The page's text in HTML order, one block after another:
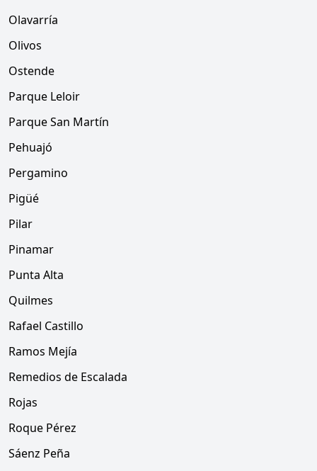
Olavarría
Olivos
Ostende
Parque Leloir
Parque San Martín
Pehuajó
Pergamino
Pigüé
Pilar
Pinamar
Punta Alta
Quilmes
Rafael Castillo
Ramos Mejía
Remedios de Escalada
Rojas
Roque Pérez
Sáenz Peña